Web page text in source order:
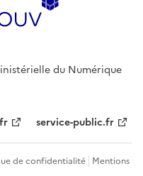
du Numérique
service-public.fr
de confidentialité Mentions